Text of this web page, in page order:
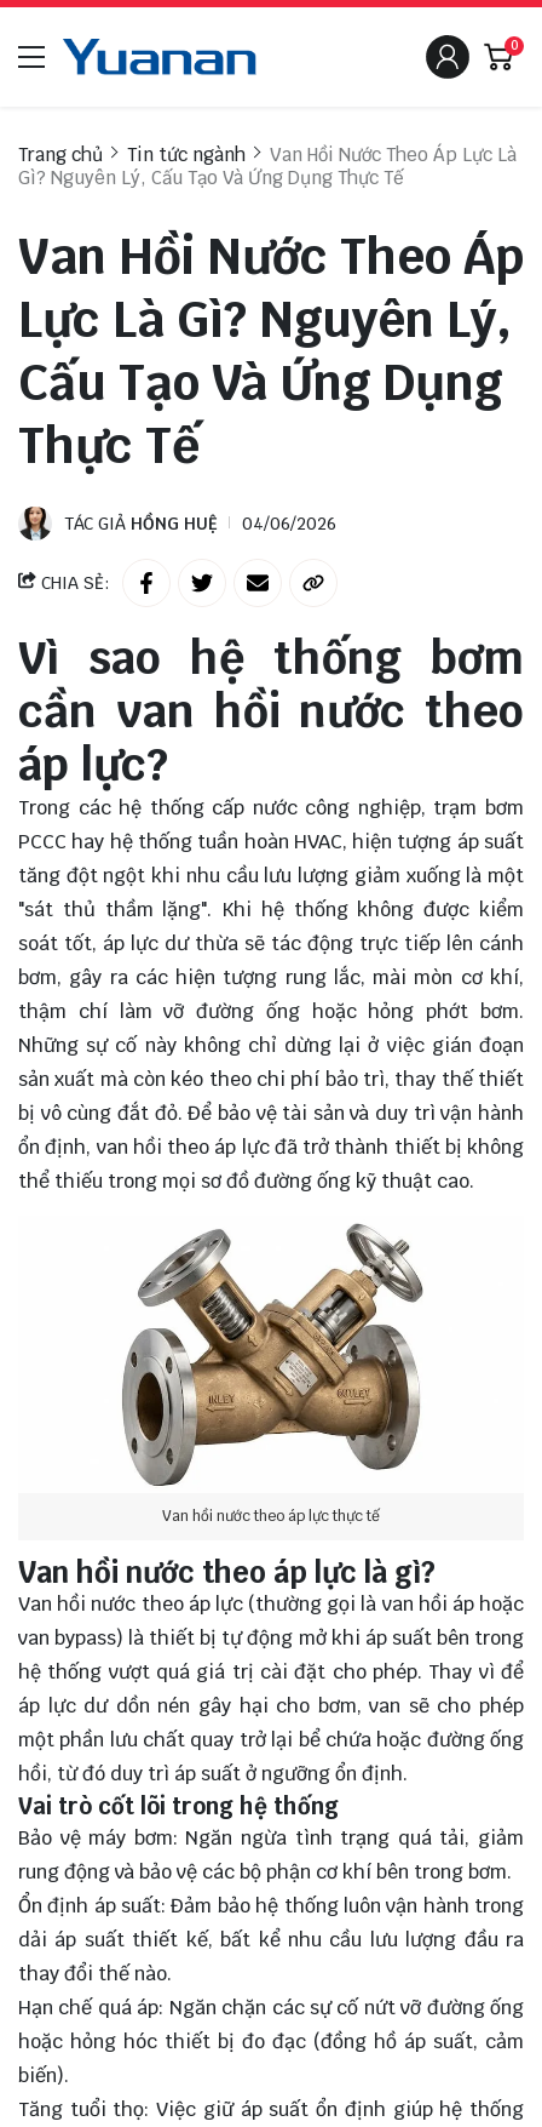
0
Trang chủ Tin tức ngành
Van Hồi Nước Theo Áp Lực Là
Gì? Nguyên Lý, Cấu Tạo Và Ứng Dụng Thực Tế
Van Hồi Nước Theo Áp
Lực Là Gì? Nguyên Lý,
Cấu Tạo Và Ứng Dụng
Thực Tế
TÁC GIẢ HỒNG HUỆ 04/06/2026
CHIA SẺ:
Vì sao hệ thống bơm
cần van hồi nước theo
áp lực?
Trong các hệ thống cấp nước công nghiệp, trạm bơm
PCCC hay hệ thống tuần hoàn HVAC, hiện tượng áp suất
tăng đột ngột khi nhu cầu lưu lượng giảm xuống là một
"sát thủ thầm lặng". Khi hệ thống không được kiểm
soát tốt, áp lực dư thừa sẽ tác động trực tiếp lên cánh
bơm, gây ra các hiện tượng rung lắc, mài mòn cơ khí,
thậm chí làm vỡ đường ống hoặc hỏng phớt bơm.
Những sự cố này không chỉ dừng lại ở việc gián đoạn
sản xuất mà còn kéo theo chi phí bảo trì, thay thế thiết
bị vô cùng đắt đỏ. Để bảo vệ tài sản và duy trì vận hành
ổn định, van hồi theo áp lực đã trở thành thiết bị không
thể thiếu trong mọi sơ đồ đường ống kỹ thuật cao.
Van hồi nước theo áp lực thực tế
Van hồi nước theo áp lực là gì?
Van hồi nước theo áp lực (thường gọi là van hồi áp hoặc
van bypass) là thiết bị tự động mở khi áp suất bên trong
hệ thống vượt quá giá trị cài đặt cho phép. Thay vì để
áp lực dư dồn nén gây hại cho bơm, van sẽ cho phép
một phần lưu chất quay trở lại bể chứa hoặc đường ống
hồi, từ đó duy trì áp suất ở ngưỡng ổn định.
Vai trò cốt lõi trong hệ thống
Bảo vệ máy bơm: Ngăn ngừa tình trạng quá tải, giảm
rung động và bảo vệ các bộ phận cơ khí bên trong bơm.
Ổn định áp suất: Đảm bảo hệ thống luôn vận hành trong
dải áp suất thiết kế, bất kể nhu cầu lưu lượng đầu ra
thay đổi thế nào.
Hạn chế quá áp: Ngăn chặn các sự cố nứt vỡ đường ống
hoặc hỏng hóc thiết bị đo đạc (đồng hồ áp suất, cảm
biến).
Tăng tuổi thọ: Việc giữ áp suất ổn định giúp hệ thống